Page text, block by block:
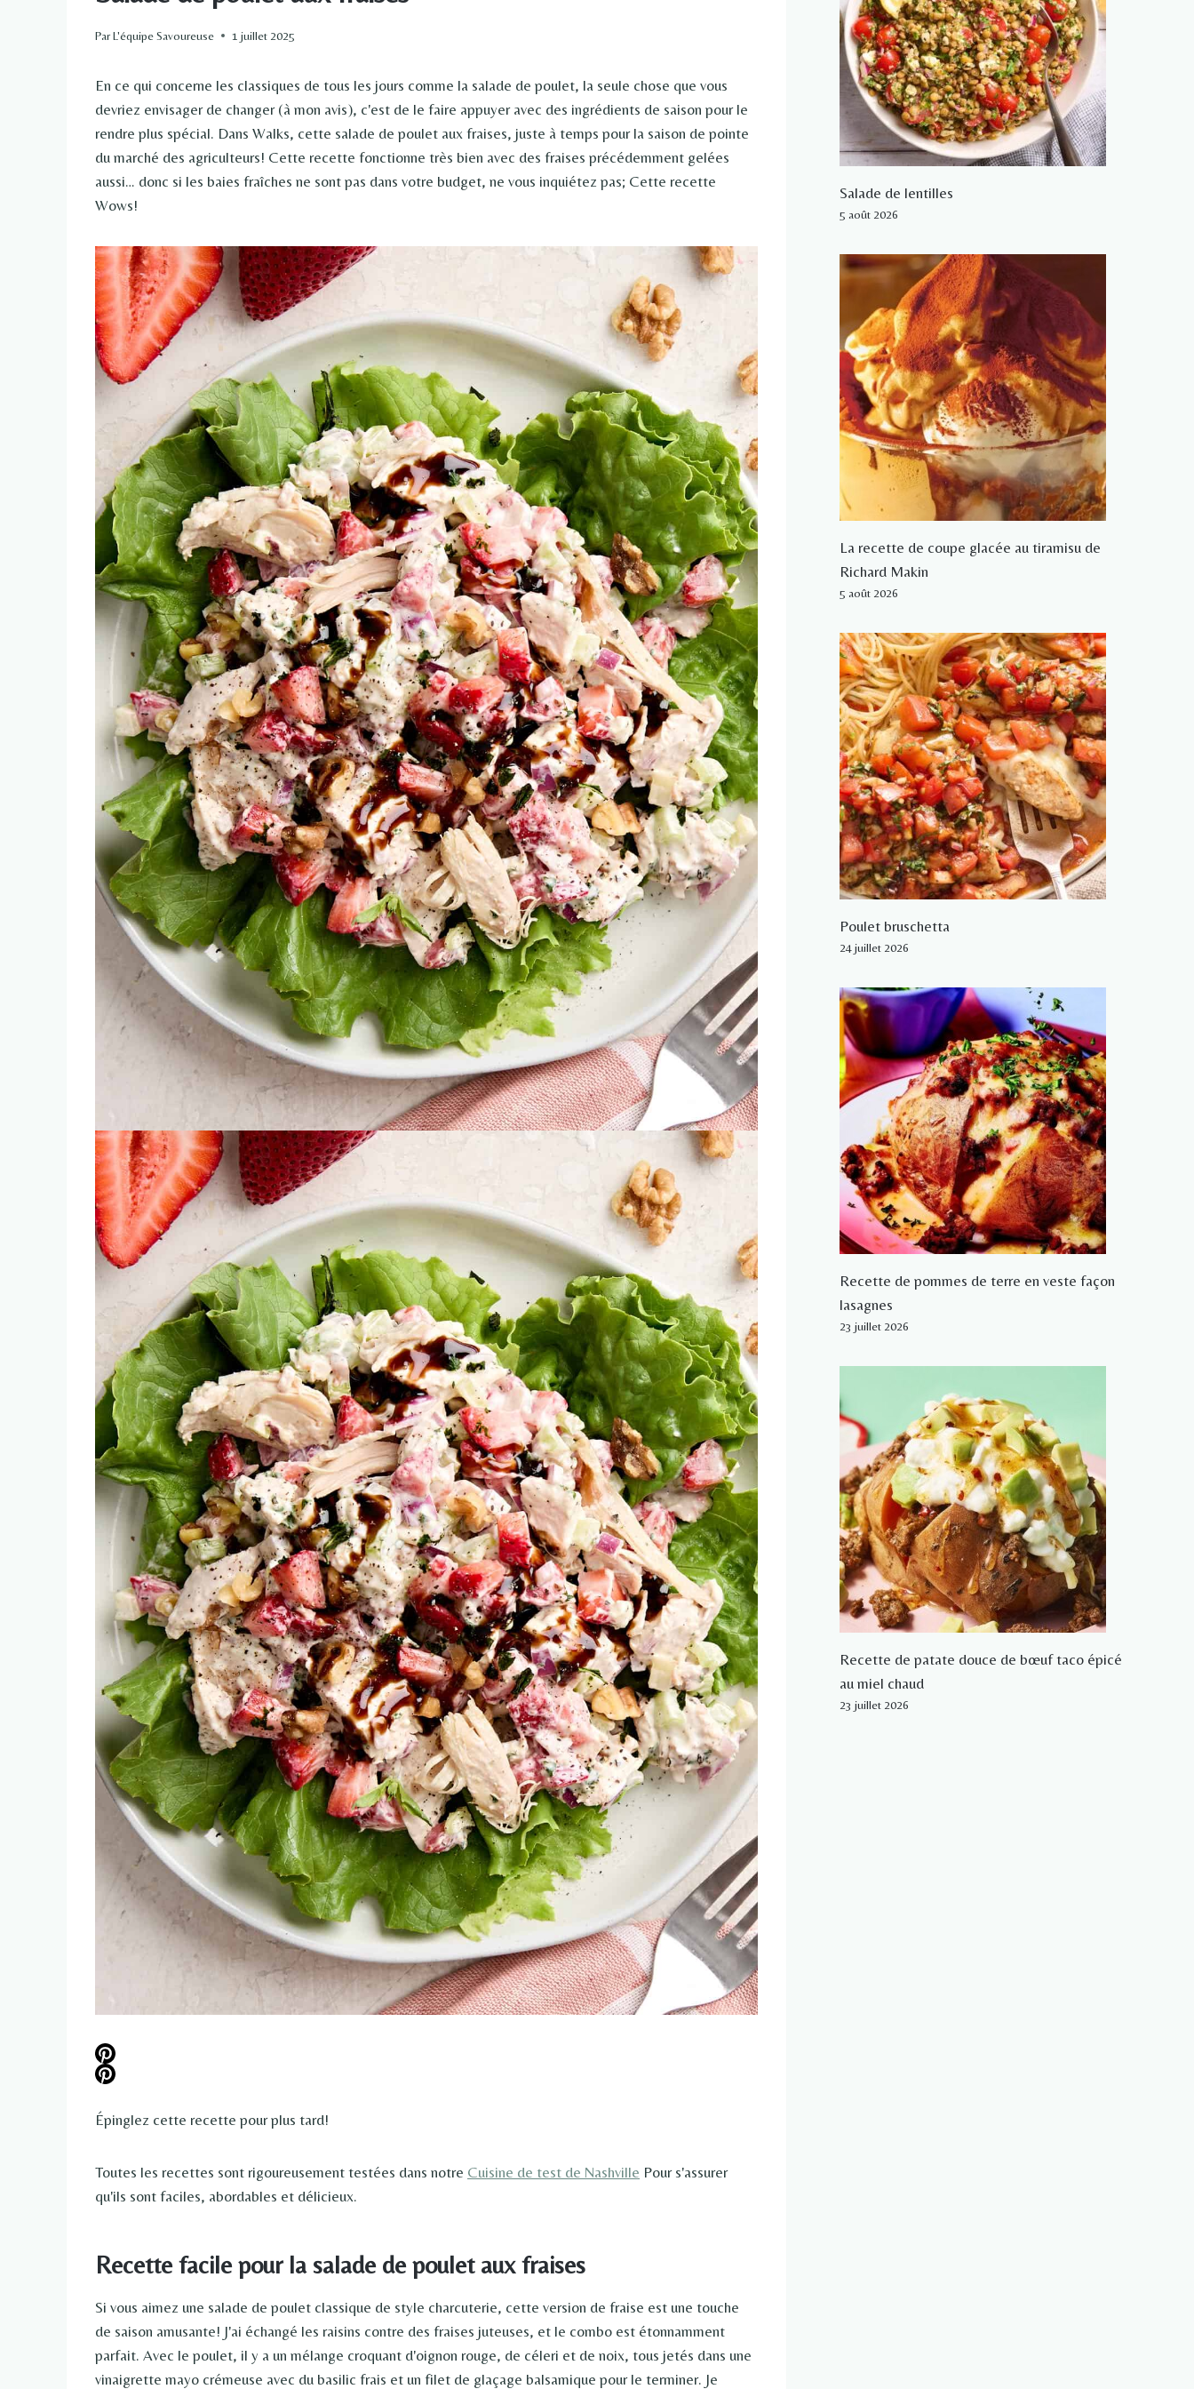
ParL'équipe Savoureuse 1 juillet 2025
En ce qui concerne les classiques de tous les jours comme la salade de poulet, la seule chose que vous
devriez envisager de changer (à mon avis), c'est de le faire appuyer avec des ingrédients de saison pour le
rendre plus spécial. Dans Walks, cette salade de poulet aux fraises, juste à temps pour la saison de pointe
du marché des agriculteurs! Cette recette fonctionne très bien avec des fraises précédemment gelées
aussi… donc si les baies fraîches ne sont pas dans votre budget, ne vous inquiétez pas; Cette recette
Wows!
Épinglez cette recette pour plus tard!
Toutes les recettes sont rigoureusement testées dans notre Cuisine de test de Nashville Pour s'assurer
qu'ils sont faciles, abordables et délicieux.
Recette facile pour la salade de poulet aux fraises
Si vous aimez une salade de poulet classique de style charcuterie, cette version de fraise est une touche
de saison amusante! J'ai échangé les raisins contre des fraises juteuses, et le combo est étonnamment
parfait. Avec le poulet, il y a un mélange croquant d'oignon rouge, de céleri et de noix, tous jetés dans une
vinaigrette mayo crémeuse avec du basilic frais et un filet de glaçage balsamique pour le terminer. Je
Salade de lentilles
5 août 2026
La recette de coupe glacée au tiramisu de
Richard Makin
5 août 2026
Poulet bruschetta
24 juillet 2026
Recette de pommes de terre en veste façon
lasagnes
23 juillet 2026
Recette de patate douce de bœuf taco épicé
au miel chaud
23 juillet 2026